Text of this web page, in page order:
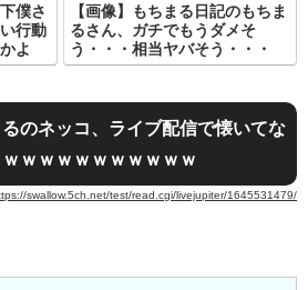
僕さ
行動
よ
【画像】もちまる日記のもちま
るさん、ガチでもうダメそ
う・・・相当ヤバそう・・・
るのネッコ、ライブ配信で懐いてな
ｗｗｗｗｗｗｗｗｗｗ
swallow.5ch.net/test/read.cgi/livejupiter/1645531479/